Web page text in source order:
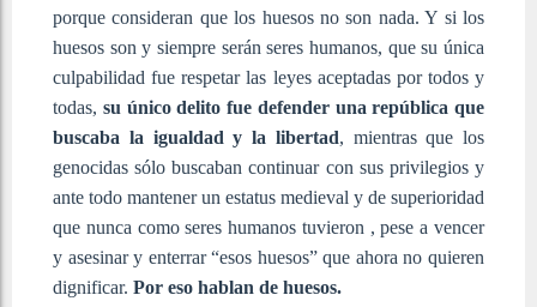
porque consideran que los huesos no son nada. Y si los
huesos son y siempre serán seres humanos, que su única
culpabilidad fue respetar las leyes aceptadas por todos y
todas, su único delito fue defender una república que
buscaba la igualdad y la libertad, mientras que los
genocidas sólo buscaban continuar con sus privilegios y
ante todo mantener un estatus medieval y de superioridad
que nunca como seres humanos tuvieron , pese a vencer
y asesinar y enterrar “esos huesos” que ahora no quieren
dignificar. Por eso hablan de huesos.